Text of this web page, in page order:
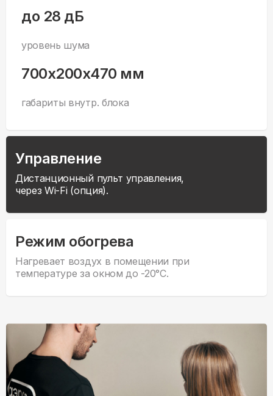
до 28 дБ
уровень шума
700x200x470 мм
габариты внутр. блока
Управление
Дистанционный пульт управления,
через Wi-Fi (опция).
Режим обогрева
Нагревает воздух в помещении при
температуре за окном до -20°С.